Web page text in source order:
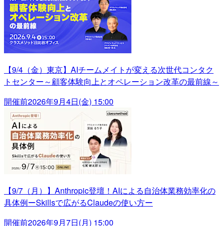
【9/4（金）東京】AIチームメイトが変える次世代コンタク
トセンター～顧客体験向上とオペレーション改革の最前線～
開催前2026年9月4日(金) 15:00
【9/7（月）】Anthropic登壇！AIによる自治体業務効率化の
具体例ーSkillsで広がるClaudeの使い方ー
開催前2026年9月7日(月) 15:00